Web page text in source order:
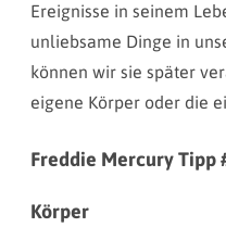
Ereignisse in seinem
unliebsame Dinge in
können wir sie später
eigene Körper oder die
Freddie Mercury Tipp
Körper